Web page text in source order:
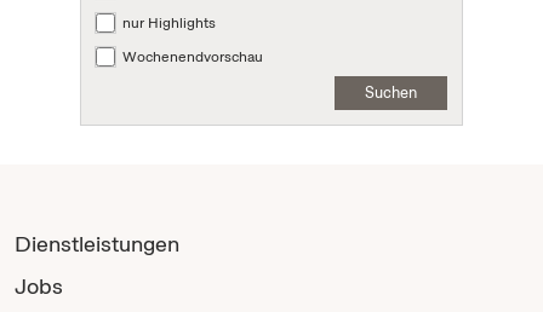
nur Highlights
Wochenendvorschau
Suchen
Dienstleistungen
Jobs